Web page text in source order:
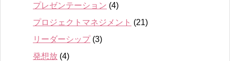
プレゼンテーション (4)
プロジェクトマネジメント (21)
リーダーシップ(3)
発想放 (4)